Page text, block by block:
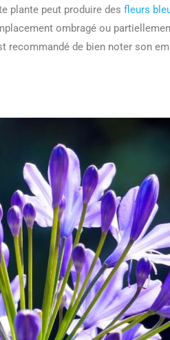
plante peut produire des fleurs
ombragé ou
recommandé de bien noter son